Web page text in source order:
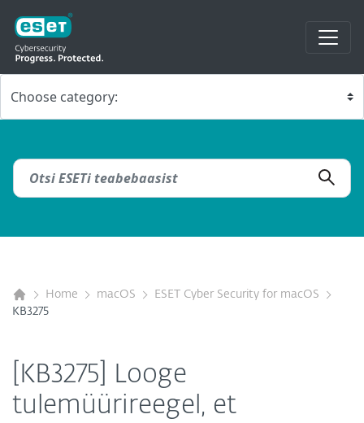
Home macOS
ESET Cyber Security for macOS
KB3275
[KB3275] Looge
tulemüürireegel, et